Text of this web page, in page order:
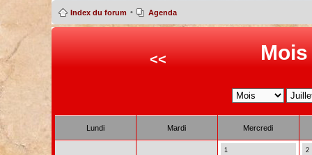
Index du forum • Agenda
<<
Lundi Mardi Mercredi
1 2